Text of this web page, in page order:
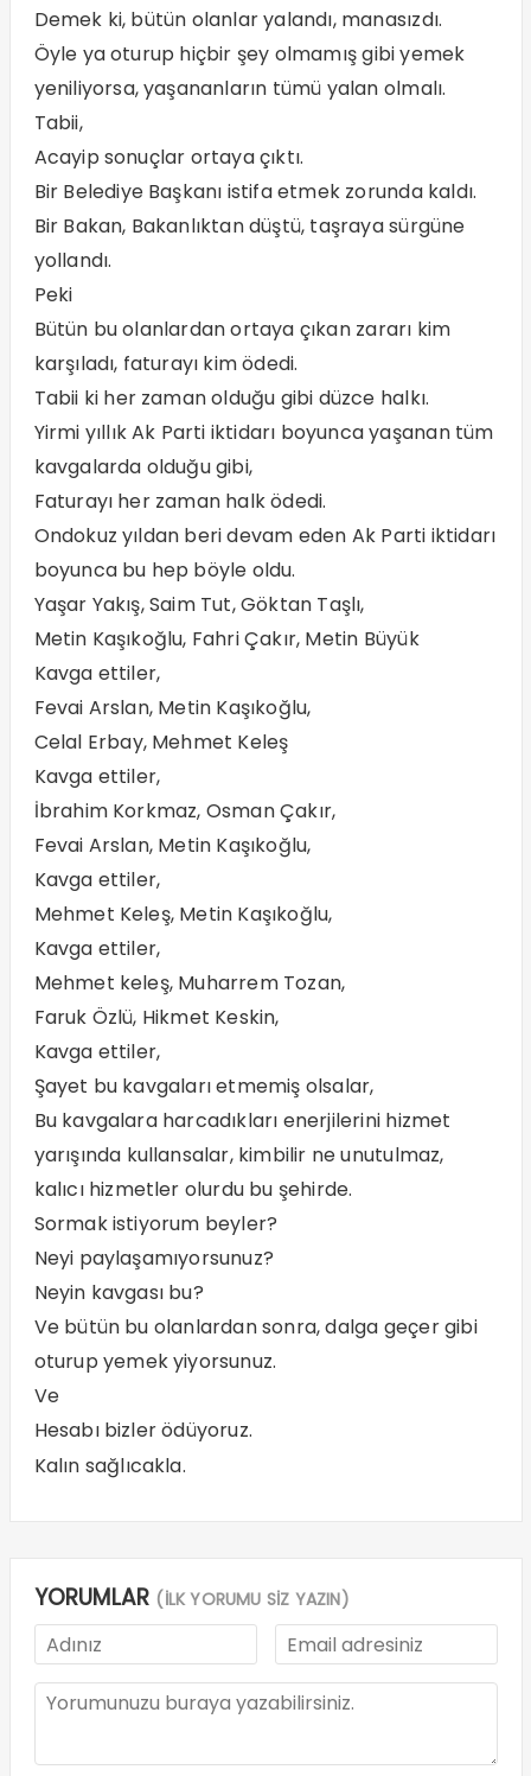
Demek ki, bütün olanlar yalandı, manasızdı.
Öyle ya oturup hiçbir şey olmamış gibi yemek
yeniliyorsa, yaşananların tümü yalan olmalı.
Tabii,
Acayip sonuçlar ortaya çıktı.
Bir Belediye Başkanı istifa etmek zorunda kaldı.
Bir Bakan, Bakanlıktan düştü, taşraya sürgüne
yollandı.
Peki
Bütün bu olanlardan ortaya çıkan zararı kim
karşıladı, faturayı kim ödedi.
Tabii ki her zaman olduğu gibi düzce halkı.
Yirmi yıllık Ak Parti iktidarı boyunca yaşanan tüm
kavgalarda olduğu gibi,
Faturayı her zaman halk ödedi.
Ondokuz yıldan beri devam eden Ak Parti iktidarı
boyunca bu hep böyle oldu.
Yaşar Yakış, Saim Tut, Göktan Taşlı,
Metin Kaşıkoğlu, Fahri Çakır, Metin Büyük
Kavga ettiler,
Fevai Arslan, Metin Kaşıkoğlu,
Celal Erbay, Mehmet Keleş
Kavga ettiler,
İbrahim Korkmaz, Osman Çakır,
Fevai Arslan, Metin Kaşıkoğlu,
Kavga ettiler,
Mehmet Keleş, Metin Kaşıkoğlu,
Kavga ettiler,
Mehmet keleş, Muharrem Tozan,
Faruk Özlü, Hikmet Keskin,
Kavga ettiler,
Şayet bu kavgaları etmemiş olsalar,
Bu kavgalara harcadıkları enerjilerini hizmet
yarışında kullansalar, kimbilir ne unutulmaz,
kalıcı hizmetler olurdu bu şehirde.
Sormak istiyorum beyler?
Neyi paylaşamıyorsunuz?
Neyin kavgası bu?
Ve bütün bu olanlardan sonra, dalga geçer gibi
oturup yemek yiyorsunuz.
Ve
Hesabı bizler ödüyoruz.
Kalın sağlıcakla.
YORUMLAR (İLK YORUMU SİZ YAZIN)